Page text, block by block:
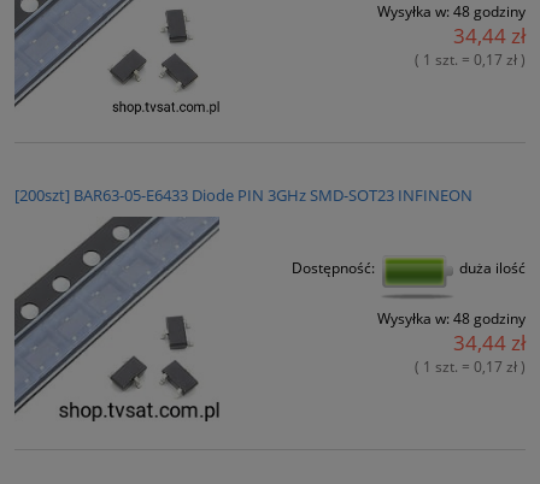
Wysyłka w: 48 godziny
34,44 zł
( 1 szt. = 0,17 zł )
[200szt] BAR63-05-E6433 Diode PIN 3GHz SMD-SOT23 INFINEON
Dostępność: duża ilość
Wysyłka w: 48 godziny
34,44 zł
( 1 szt. = 0,17 zł )